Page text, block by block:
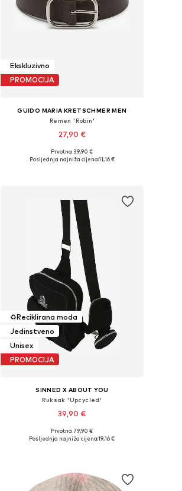
Ekskluzivno
PROMOCIJA
GUIDO MARIA KRETSCHMER MEN
Remen 'Robin'
27,90 €
Dostupne veličine: 90, 95, 100
Prvotno: 39,90 €
Posljednja najniža cijena:11,16 €
♻️Reciklirana moda
Jedinstveno
Unisex
PROMOCIJA
SINNED X ABOUT YOU
Ruksak 'Upcycled'
39,90 €
Dostupne veličine: One Size
Prvotno: 79,90 €
Posljednja najniža cijena:19,16 €